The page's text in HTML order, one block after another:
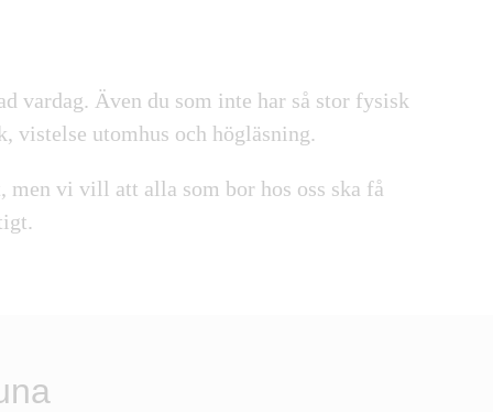
vardag. Även du som inte har så stor fysisk
vistelse utomhus och högläsning.
men vi vill att alla som bor hos oss ska få